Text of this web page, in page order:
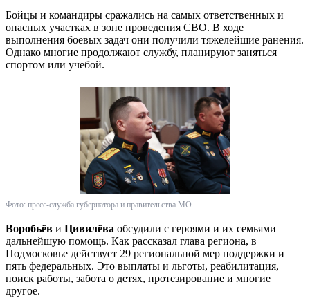
Бойцы и командиры сражались на самых ответственных и
опасных участках в зоне проведения СВО. В ходе
выполнения боевых задач они получили тяжелейшие ранения.
Однако многие продолжают службу, планируют заняться
спортом или учебой.
Фото: пресс-служба губернатора и правительства МО
Воробьёв и Цивилёва обсудили с героями и их семьями
дальнейшую помощь. Как рассказал глава региона, в
Подмосковье действует 29 региональной мер поддержки и
пять федеральных. Это выплаты и льготы, реабилитация,
поиск работы, забота о детях, протезирование и многие
другое.